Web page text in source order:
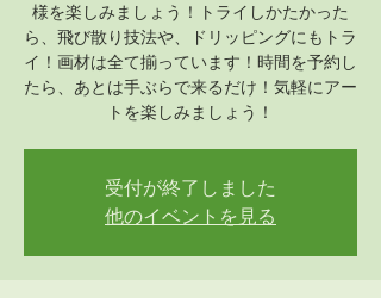
様を楽しみましょう！トライしかたかった
ら、飛び散り技法や、ドリッピングにもトラ
イ！画材は全て揃っています！時間を予約し
たら、あとは手ぶらで来るだけ！気軽にアー
トを楽しみましょう！
受付が終了しました
他のイベントを見る